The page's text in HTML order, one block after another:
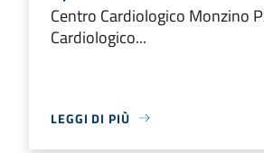
Centro Cardiologico Monzino
Cardiologico...
LEGGI DI PIÙ